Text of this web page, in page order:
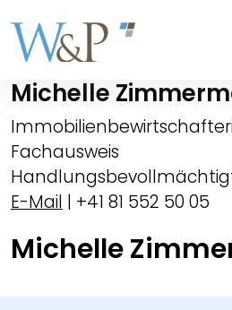
Michelle
Fachausweis
E-Mail | +41 81 552 50 05
Michelle